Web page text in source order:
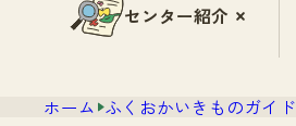
センター紹介
ホーム ふくおかいきものガイド